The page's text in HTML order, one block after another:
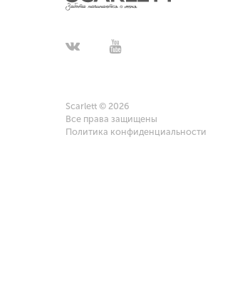
Scarlett © 2026
Все права защищены
Политика конфиденциальности